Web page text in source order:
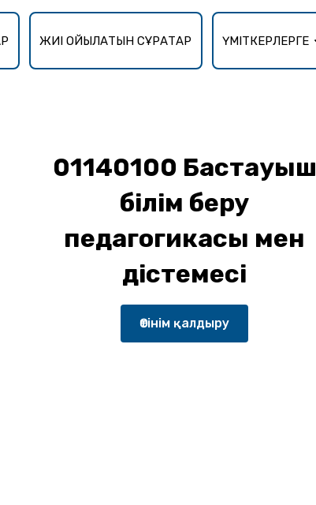
ЖИІ ҚОЙЫЛАТЫН СҰРАҚТАР ҮМІТКЕРЛЕРГЕ
01140100 Бастауыш
білім беру
педагогикасы мен
әдістемесі
Өтінім қалдыру